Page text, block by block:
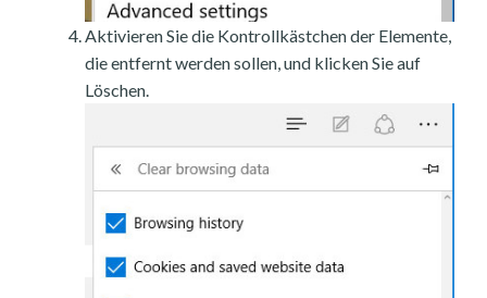
Aktivieren Sie die Kontrollkästchen der Elemente,
die entfernt werden sollen, und klicken Sie auf
Löschen.